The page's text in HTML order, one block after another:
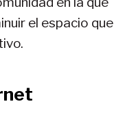
el espacio que